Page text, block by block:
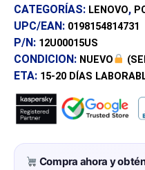
CATEGORÍAS: LENOVO,
UPC/EAN: 0198154814731
P/N: 12U00015US
CONDICION: NUEVO
ETA: 15-20 DÍAS
Compra ahora y